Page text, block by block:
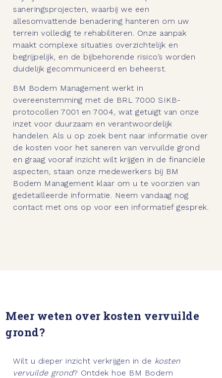
saneringsprojecten, waarbij we een
allesomvattende benadering hanteren om uw
terrein volledig te rehabiliteren. Onze aanpak
maakt complexe situaties overzichtelijk en
begrijpelijk, en de bijbehorende risico’s worden
duidelijk gecommuniceerd en beheerst.
BM Bodem Management werkt in
overeenstemming met de BRL 7000 SIKB-
protocollen 7001 en 7004, wat getuigt van onze
inzet voor duurzaam en verantwoordelijk
handelen. Als u op zoek bent naar informatie over
de kosten voor het saneren van vervuilde grond
en graag vooraf inzicht wilt krijgen in de financiële
aspecten, staan onze medewerkers bij BM
Bodem Management klaar om u te voorzien van
gedetailleerde informatie. Neem vandaag nog
contact met ons op voor een informatief gesprek.
Meer weten over kosten vervuilde
grond?
Wilt u dieper inzicht verkrijgen in de kosten
vervuilde grond? Ontdek hoe BM Bodem